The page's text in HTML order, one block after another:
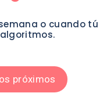
o cuando tú
próximos